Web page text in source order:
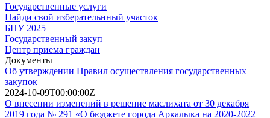
Государственные услуги
Найди свой изберательнный участок
БНУ 2025
Государственный закуп
Центр приема граждан
Документы
Об утверждении Правил осуществления государственных
закупок
2024-10-09T00:00:00Z
О внесении изменений в решение маслихата от 30 декабря
2019 года № 291 «О бюджете города Аркалыка на 2020-2022